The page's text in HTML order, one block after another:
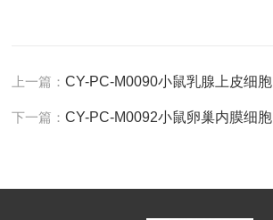
上一篇：CY-PC-M0090小鼠乳腺上皮细胞
下一篇：CY-PC-M0092小鼠卵巢内膜细胞